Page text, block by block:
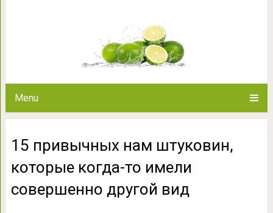
Menu
15 привычных нам штуковин,
которые когда-то имели
совершенно другой вид